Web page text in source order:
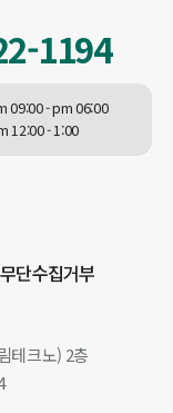
1194
09:00 - pm 06:00
12:00 - 1:00
단수집거부
테크노) 2층